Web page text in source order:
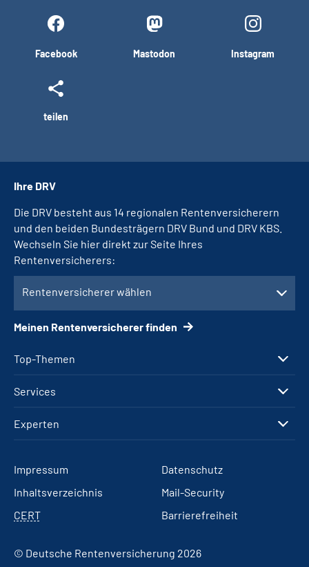
Facebook Mastodon Instagram
teilen
Top-Themen
Services
Experten
Ihre DRV
Die DRV besteht aus 14 regionalen Rentenversicherern
und den beiden Bundesträgern DRV Bund und DRV KBS.
Wechseln Sie hier direkt zur Seite Ihres
Rentenversicherers:
Rentenversicherer wählen
Meinen Rentenversicherer finden
Impressum
Datenschutz
Inhaltsverzeichnis
Mail-Security
CERT
Barrierefreiheit
© Deutsche Rentenversicherung 2026